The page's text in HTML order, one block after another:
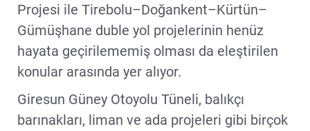
Projesi ile Tirebolu–Doğankent–Kürtün–
Gümüşhane duble yol projelerinin henüz
hayata geçirilememiş olması da eleştirilen
konular arasında yer alıyor.
Giresun Güney Otoyolu Tüneli, balıkçı
barınakları, liman ve ada projeleri gibi birçok